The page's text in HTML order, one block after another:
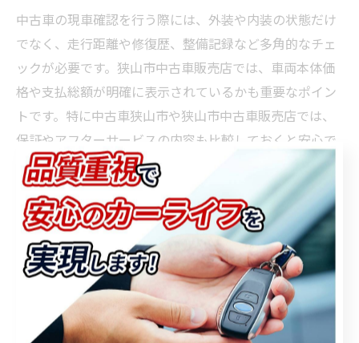
中古車の現車確認を行う際には、外装や内装の状態だけ
でなく、走行距離や修復歴、整備記録など多角的なチェ
ックが必要です。狭山市中古車販売店では、車両本体価
格や支払総額が明確に表示されているかも重要なポイン
トです。特に中古車狭山市や狭山市中古車販売店では、
保証やアフターサービスの内容も比較しておくと安心で
す。
例えば、車両の外装は日中の明るい時間帯に細かくチェ
ックし、小さなキズやヘコミ、塗装のムラなどを見逃さ
ないようにしましょう。また、内装ではシートやハンド
ル、ペダルの摩耗具合から過去の使用状況を推測できま
す。現車確認時にスタッフへ法定整備や車検の有無、修
復歴の詳細について質問することで、後々のトラブルを